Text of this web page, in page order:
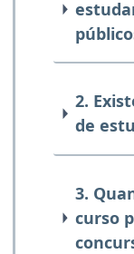
2.
de
3.
curso